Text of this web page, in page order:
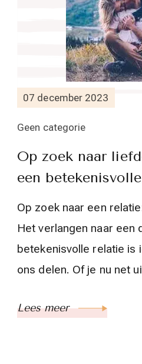
07 december 2023
Geen categorie
Op zoek naar
een
Op zoek naar een
Het verlangen naar een
betekenisvolle relatie is
ons delen. Of je nu net
Lees meer